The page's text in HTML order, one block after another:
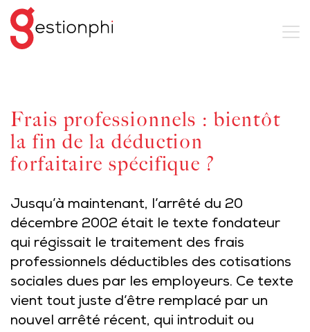
Frais professionnels : bientôt
la fin de la déduction
forfaitaire spécifique ?
Jusqu’à maintenant, l’arrêté du 20
décembre 2002 était le texte fondateur
qui régissait le traitement des frais
professionnels déductibles des cotisations
sociales dues par les employeurs. Ce texte
vient tout juste d’être remplacé par un
nouvel arrêté récent, qui introduit ou